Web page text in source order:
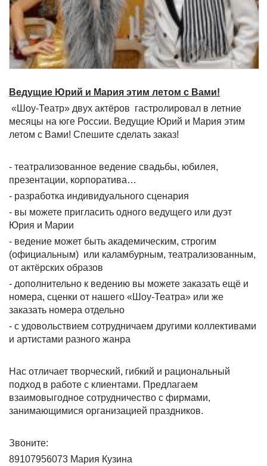
Ведущие Юрий и Мария этим летом с Вами!
«Шоу-Театр» двух актёров гастролировал в летние
месяцы на юге России. Ведущие Юрий и Мария этим
летом с Вами! Спешите сделать заказ!
- театрализованное ведение свадьбы, юбилея,
презентации, корпоратива…
- разработка индивидуального сценария
- вы можете пригласить одного ведущего или дуэт
Юрия и Марии
- ведение может быть академическим, строгим
(официальным) или каламбурным, театрализованным,
от актёрских образов
- дополнительно к ведению вы можете заказать ещё и
номера, сценки от нашего «Шоу-Театра» или же
заказать номера отдельно
- с удовольствием сотрудничаем другими коллективами
и артистами разного жанра
Нас отличает творческий, гибкий и рациональный
подход в работе с клиентами. Предлагаем
взаимовыгодное сотрудничество с фирмами,
занимающимися организацией праздников.
Звоните:
89107956073 Мария Кузина